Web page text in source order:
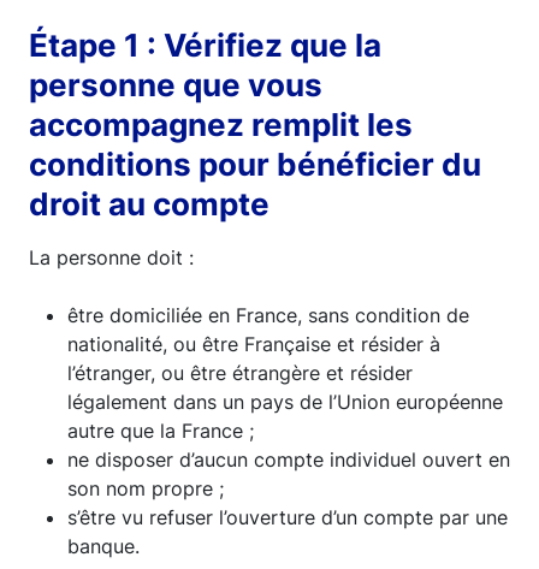
Étape 1 : Vérifiez que la
personne que vous
accompagnez remplit les
conditions pour bénéficier du
droit au compte
La personne doit :
être domiciliée en France, sans condition de
nationalité, ou être Française et résider à
l’étranger, ou être étrangère et résider
légalement dans un pays de l’Union européenne
autre que la France ;
ne disposer d’aucun compte individuel ouvert en
son nom propre ;
s’être vu refuser l’ouverture d’un compte par une
banque.